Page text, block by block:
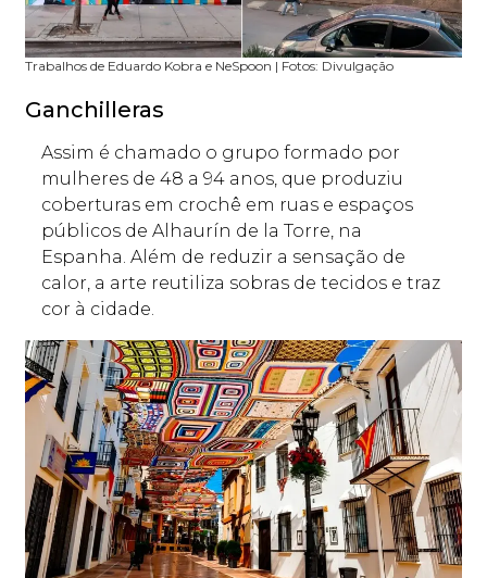
Trabalhos de Eduardo Kobra e NeSpoon | Fotos: Divulgação
Ganchilleras
Assim é chamado o grupo formado por
mulheres de 48 a 94 anos, que produziu
coberturas em crochê em ruas e espaços
públicos de Alhaurín de la Torre, na
Espanha. Além de reduzir a sensação de
calor, a arte reutiliza sobras de tecidos e traz
cor à cidade.